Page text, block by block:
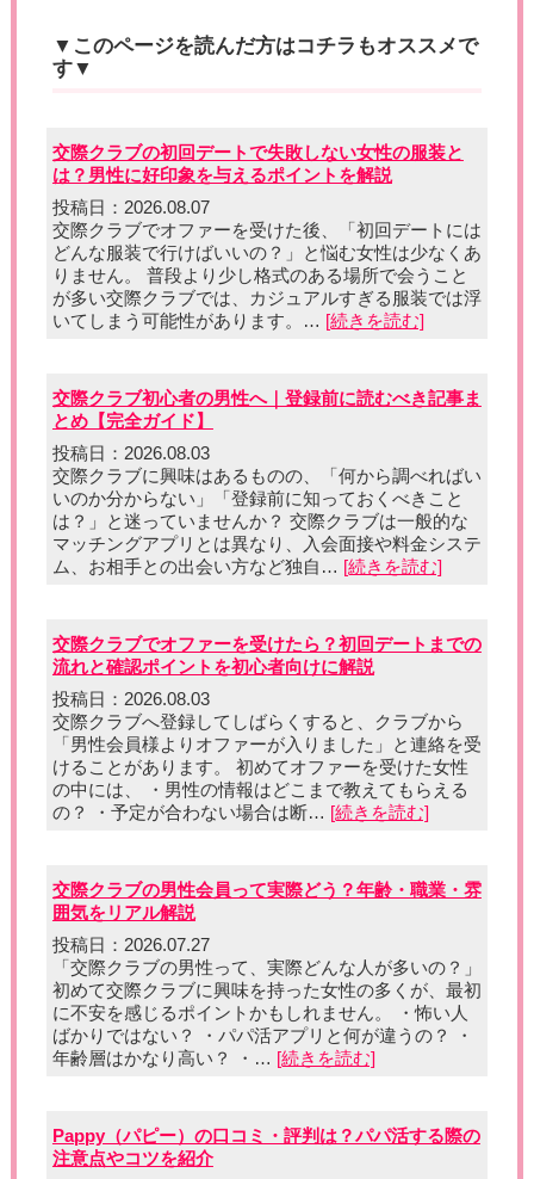
▼このページを読んだ方はコチラもオススメで
す▼
交際クラブの初回デートで失敗しない女性の服装と
は？男性に好印象を与えるポイントを解説
投稿日：2026.08.07
交際クラブでオファーを受けた後、「初回デートには
どんな服装で行けばいいの？」と悩む女性は少なくあ
りません。 普段より少し格式のある場所で会うこと
が多い交際クラブでは、カジュアルすぎる服装では浮
いてしまう可能性があります。… [続きを読む]
交際クラブ初心者の男性へ｜登録前に読むべき記事ま
とめ【完全ガイド】
投稿日：2026.08.03
交際クラブに興味はあるものの、「何から調べればい
いのか分からない」「登録前に知っておくべきこと
は？」と迷っていませんか？ 交際クラブは一般的な
マッチングアプリとは異なり、入会面接や料金システ
ム、お相手との出会い方など独自… [続きを読む]
交際クラブでオファーを受けたら？初回デートまでの
流れと確認ポイントを初心者向けに解説
投稿日：2026.08.03
交際クラブへ登録してしばらくすると、クラブから
「男性会員様よりオファーが入りました」と連絡を受
けることがあります。 初めてオファーを受けた女性
の中には、 ・男性の情報はどこまで教えてもらえる
の？ ・予定が合わない場合は断… [続きを読む]
交際クラブの男性会員って実際どう？年齢・職業・雰
囲気をリアル解説
投稿日：2026.07.27
「交際クラブの男性って、実際どんな人が多いの？」
初めて交際クラブに興味を持った女性の多くが、最初
に不安を感じるポイントかもしれません。 ・怖い人
ばかりではない？ ・パパ活アプリと何が違うの？ ・
年齢層はかなり高い？ ・… [続きを読む]
Pappy（パピー）の口コミ・評判は？パパ活する際の
注意点やコツを紹介